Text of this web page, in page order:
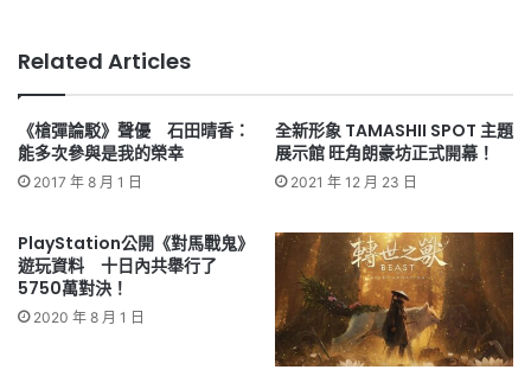
Related Articles
《槍彈論駁》聲優 石田晴香：
能多次參與是我的榮幸
2017 年 8 月 1 日
全新形象 TAMASHII SPOT 主題
展示館 旺角朗豪坊正式開幕！
2021 年 12 月 23 日
PlayStation公開《對馬戰鬼》
遊玩資料 十日內共舉行了
5750萬對決！
2020 年 8 月 1 日